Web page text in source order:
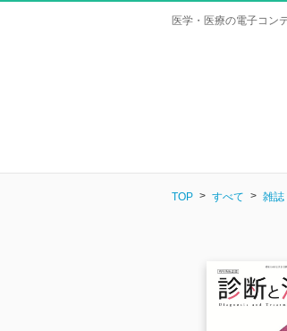
医学・医療の電子コン
TOP すべて 雑誌